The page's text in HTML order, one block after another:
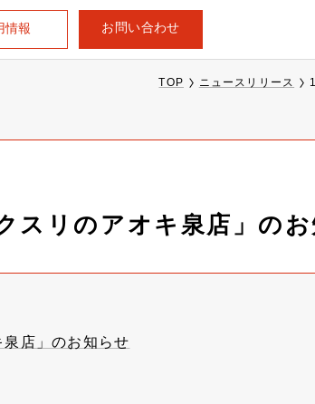
情報 お問い合わせ
TOP ニュースリリース
スリのアオキ泉店」の
店」のお知らせ